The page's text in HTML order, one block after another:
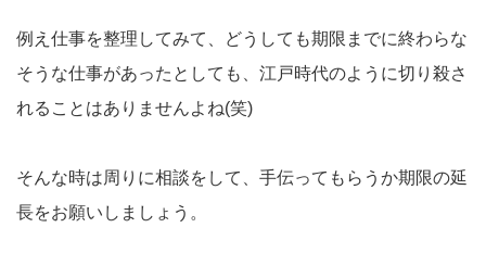
例え仕事を整理してみて、どうしても期限までに終わらな
そうな仕事があったとしても、江戸時代のように切り殺さ
れることはありませんよね(笑)
そんな時は周りに相談をして、手伝ってもらうか期限の延
長をお願いしましょう。